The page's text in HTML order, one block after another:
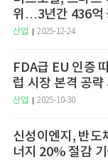
위…3년간 436억
산업 2025-12-24
FDA급 EU 인증
럽 시장 본격 공략
산업 2025-10-30
신성이엔지, 반도
너지 20% 절감